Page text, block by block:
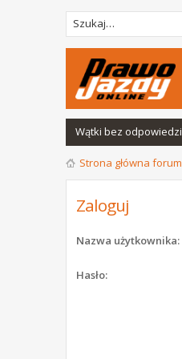
Wątki bez odpowiedzi
Strona główna forum
Zaloguj
Nazwa użytkownika:
Hasło: